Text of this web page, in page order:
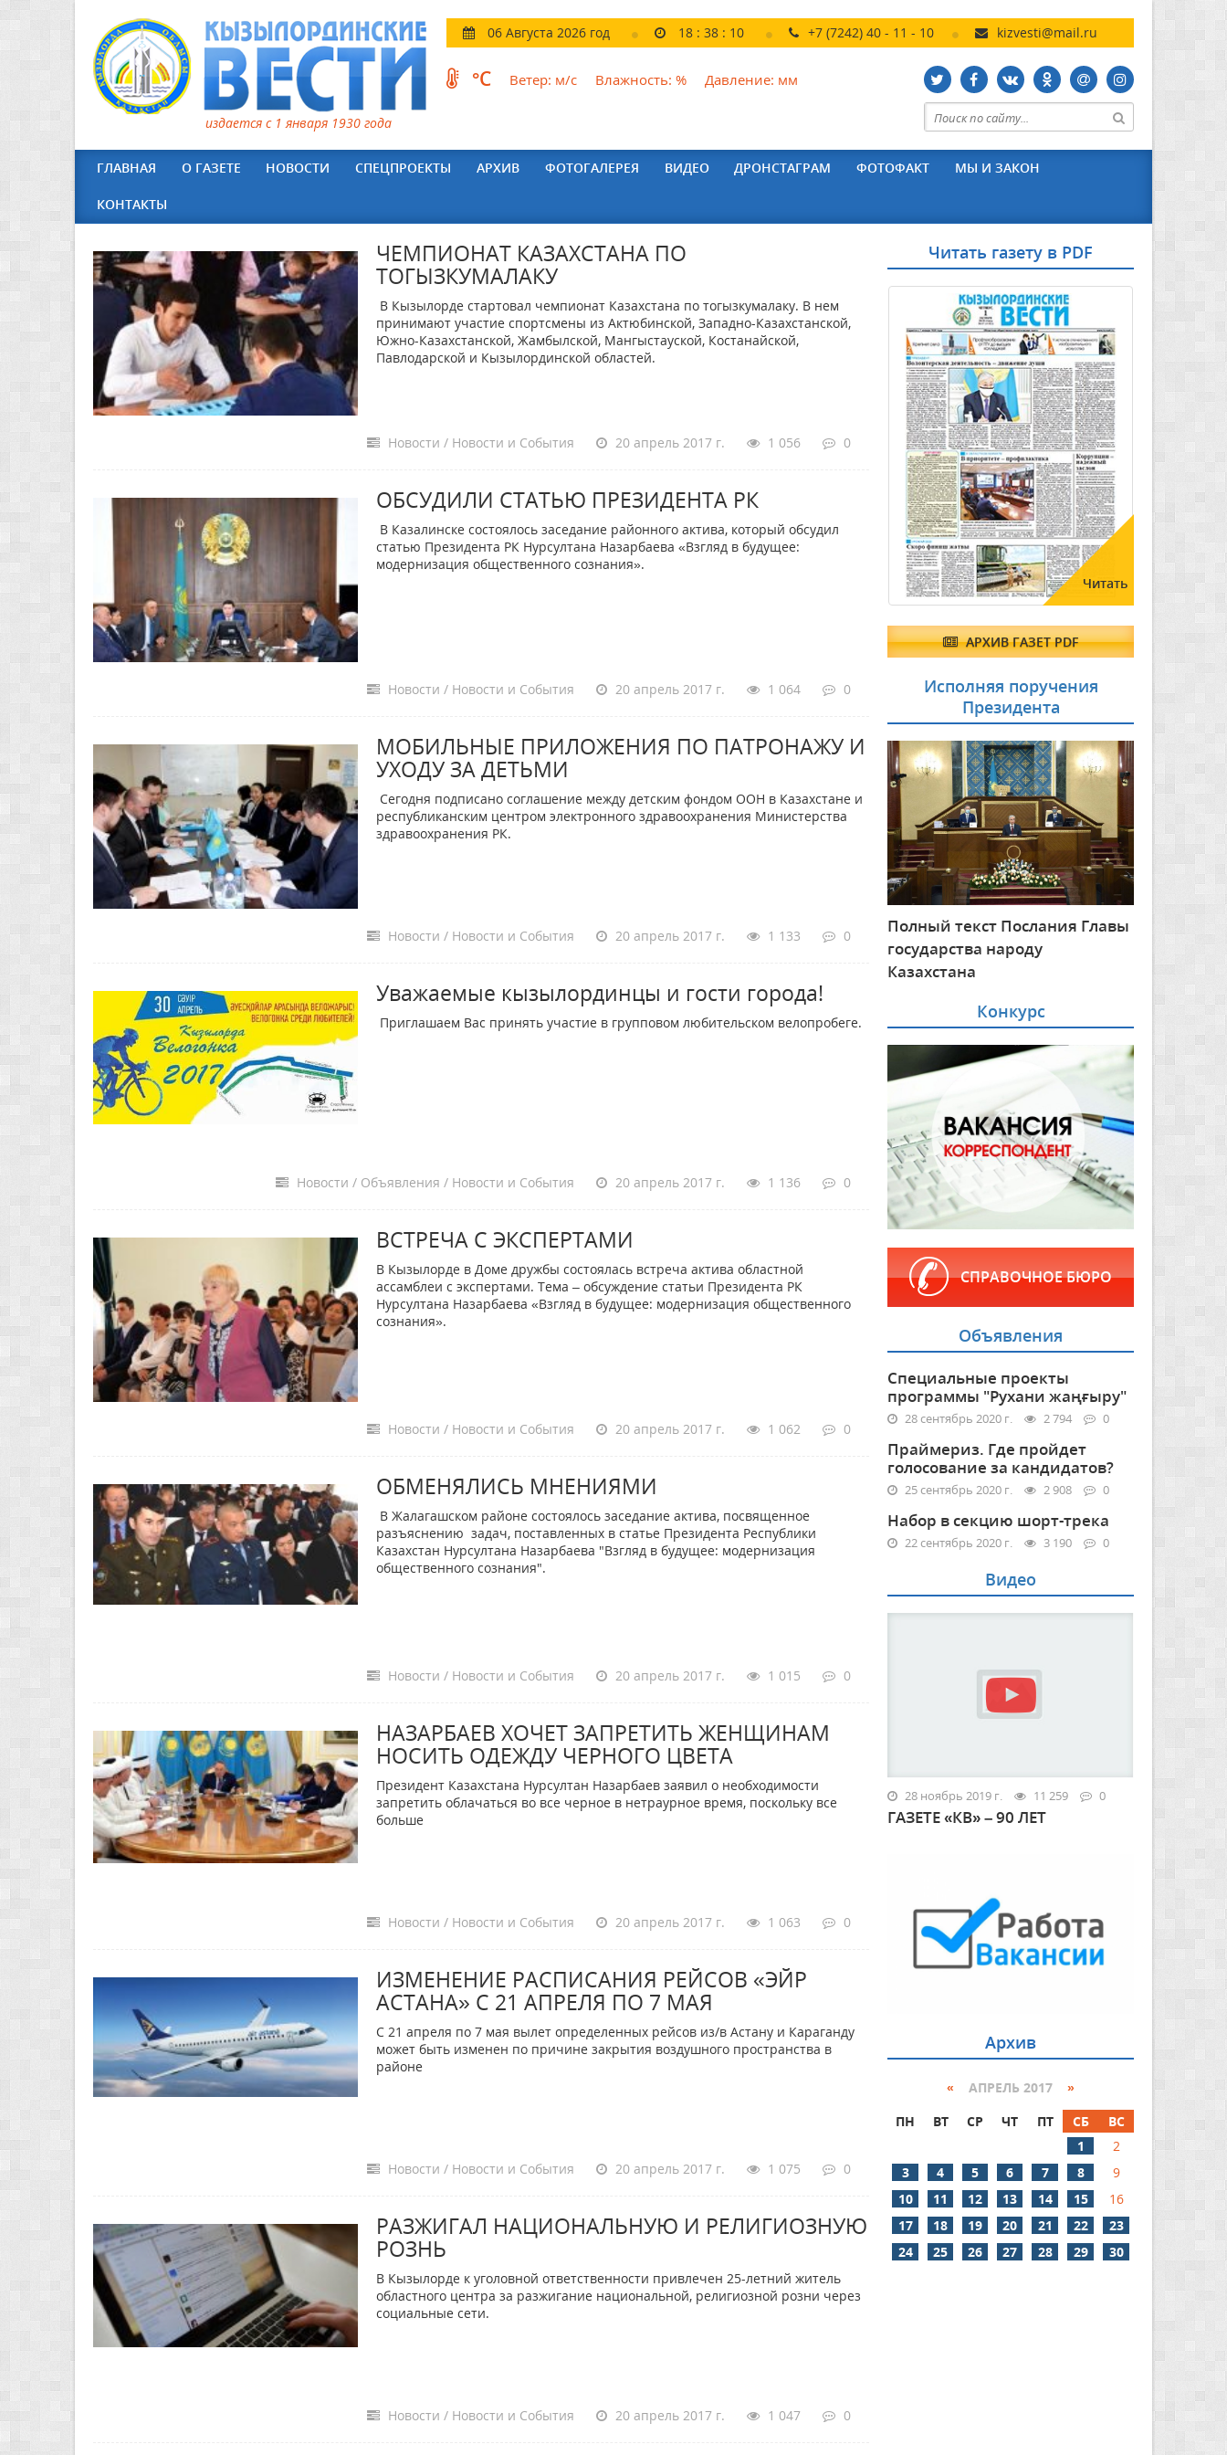
издается с 1 января 1930 года
06 Августа 2026 год 18 : 38 : 11 +7 (7242) 40 - 11 - 10 kizvesti@mail.ru
°C Ветер: м/с Влажность: % Давление: мм
ГЛАВНАЯ О ГАЗЕТЕ НОВОСТИ СПЕЦПРОЕКТЫ АРХИВ ФОТОГАЛЕРЕЯ ВИДЕО ДРОНСТАГРАМ ФОТОФАКТ МЫ И ЗАКОН
КОНТАКТЫ
ЧЕМПИОНАТ КАЗАХСТАНА ПО
ТОГЫЗКУМАЛАКУ
В Кызылорде стартовал чемпионат Казахстана по тогызкумалаку. В нем
принимают участие спортсмены из Актюбинской, Западно-Казахстанской,
Южно-Казахстанской, Жамбылской, Мангыстауской, Костанайской,
Павлодарской и Кызылординской областей.
Новости / Новости и События 20 апрель 2017 г. 1 056 0
ОБСУДИЛИ СТАТЬЮ ПРЕЗИДЕНТА РК
В Казалинске состоялось заседание районного актива, который обсудил
статью Президента РК Нурсултана Назарбаева «Взгляд в будущее:
модернизация общественного сознания».
Новости / Новости и События 20 апрель 2017 г. 1 064 0
МОБИЛЬНЫЕ ПРИЛОЖЕНИЯ ПО ПАТРОНАЖУ И
УХОДУ ЗА ДЕТЬМИ
Сегодня подписано соглашение между детским фондом ООН в Казахстане и
республиканским центром электронного здравоохранения Министерства
здравоохранения РК.
Новости / Новости и События 20 апрель 2017 г. 1 133 0
Уважаемые кызылординцы и гости города!
Приглашаем Вас принять участие в групповом любительском велопробеге.
Новости / Объявления / Новости и События 20 апрель 2017 г. 1 136 0
ВСТРЕЧА С ЭКСПЕРТАМИ
В Кызылорде в Доме дружбы состоялась встреча актива областной
ассамблеи с экспертами. Тема – обсуждение статьи Президента РК
Нурсултана Назарбаева «Взгляд в будущее: модернизация общественного
сознания».
Новости / Новости и События 20 апрель 2017 г. 1 062 0
ОБМЕНЯЛИСЬ МНЕНИЯМИ
В Жалагашском районе состоялось заседание актива, посвященное
разъяснению задач, поставленных в статье Президента Республики
Казахстан Нурсултана Назарбаева "Взгляд в будущее: модернизация
общественного сознания".
Новости / Новости и События 20 апрель 2017 г. 1 015 0
НАЗАРБАЕВ ХОЧЕТ ЗАПРЕТИТЬ ЖЕНЩИНАМ
НОСИТЬ ОДЕЖДУ ЧЕРНОГО ЦВЕТА
Президент Казахстана Нурсултан Назарбаев заявил о необходимости
запретить облачаться во все черное в нетраурное время, поскольку все
больше
Новости / Новости и События 20 апрель 2017 г. 1 063 0
ИЗМЕНЕНИЕ РАСПИСАНИЯ РЕЙСОВ «ЭЙР
АСТАНА» С 21 АПРЕЛЯ ПО 7 МАЯ
С 21 апреля по 7 мая вылет определенных рейсов из/в Астану и Караганду
может быть изменен по причине закрытия воздушного пространства в
районе
Новости / Новости и События 20 апрель 2017 г. 1 075 0
РАЗЖИГАЛ НАЦИОНАЛЬНУЮ И РЕЛИГИОЗНУЮ
РОЗНЬ
В Кызылорде к уголовной ответственности привлечен 25-летний житель
областного центра за разжигание национальной, религиозной розни через
социальные сети.
Новости / Новости и События 20 апрель 2017 г. 1 047 0
Читать газету в PDF
Читать
АРХИВ ГАЗЕТ PDF
Исполняя поручения
Президента
Полный текст Послания Главы
государства народу
Казахстана
Конкурс
СПРАВОЧНОЕ БЮРО
Объявления
Специальные проекты
программы "Рухани жаңғыру"
28 сентябрь 2020 г. 2 794 0
Праймериз. Где пройдет
голосование за кандидатов?
25 сентябрь 2020 г. 2 908 0
Набор в секцию шорт-трека
22 сентябрь 2020 г. 3 190 0
Видео
28 ноябрь 2019 г. 11 259 0
ГАЗЕТЕ «КВ» – 90 ЛЕТ
Архив
« АПРЕЛЬ 2017 »
ПН
ВТ СР ЧТ ПТ СБ
ВС
1
2
3
4 5 6 7 8
9
10
11 12 13 14 15
16
17
18 19 20 21 22
23
24
25 26 27 28 29 30